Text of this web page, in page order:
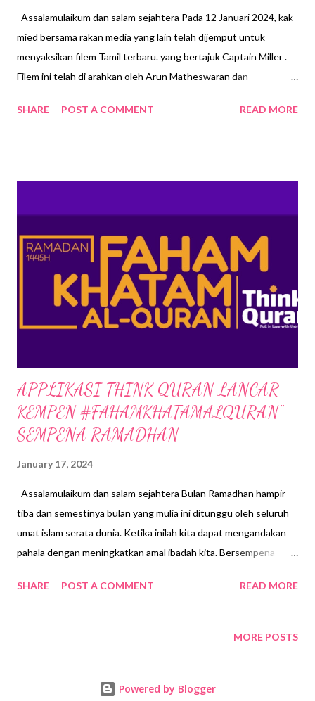
Assalamulaikum dan salam sejahtera Pada 12 Januari 2024, kak
mied bersama rakan media yang lain telah dijemput untuk
menyaksikan filem Tamil terbaru. yang bertajuk Captain Miller .
Filem ini telah di arahkan oleh Arun Matheswaran dan
bawah Sathya Jyothi Filem . Menampilkan pelakon terkenal
keganasan. Sinopsis Filem Captain Miller Berlatarbelakang zaman
pemerintahan British tahun 30an, berkisar mengenai kekejaman
pihak British terhadap penduduk tempatan. Cerita bermula
apabila seorang pemuda kampung iaitu Analeesan atau Eesa
(Dhanush) dinamakan Miller setelah dia menyertai tentera
British. Semasa menyertai tentera British, satu peristiwa
menyayat hati t...
SHARE POST A COMMENT READ MORE
APPLIKASI THINK QURAN LANCAR
KEMPEN #FAHAMKHATAMALQURAN"
SEMPENA RAMADHAN
January 17, 2024
Assalamulaikum dan salam sejahtera Bulan Ramadhan hampir
tiba dan semestinya bulan yang mulia ini ditunggu oleh seluruh
umat islam serata dunia. Ketika inilah kita dapat mengandakan
pahala dengan meningkatkan amal ibadah kita. Bersempena
Eksekutif Think Quran Datuk Abdu l Radzeen Abdul Rahman
Think Quran Kempen ini untuk orangramai memahami setiap
SHARE POST A COMMENT READ MORE
MORE POSTS
Powered by Blogger